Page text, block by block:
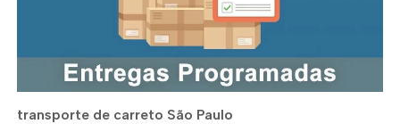
transporte de carreto São Paulo